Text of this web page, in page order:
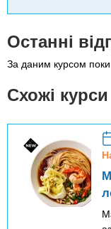
Останні
За даним курсом поки
Схожі курси